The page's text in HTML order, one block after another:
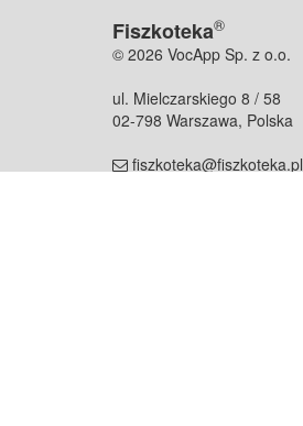
Fiszkoteka®
© 2026 VocApp Sp. z o.o.
ul. Mielczarskiego 8 / 58
02-798 Warszawa, Polska
fiszkoteka@fiszkoteka.pl